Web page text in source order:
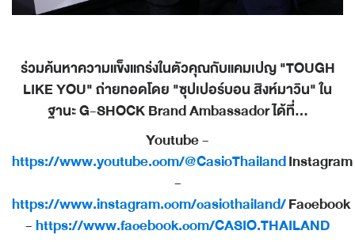
ร่วมค้นหาความแข็งแกร่งในตัวคุณกับแคมเปญ "TOUGH
LIKE YOU" ถ่ายทอดโดย "ซุปเปอร์บอน สิงห์มาวิน" ใน
ฐานะ G-SHOCK Brand Ambassador ได้ที่...
Youtube -
https://www.youtube.com/@CasioThailandInstagram
-
https://www.instagram.com/casiothailand/Facebook
-https://www.facebook.com/CASIO.THAILAND